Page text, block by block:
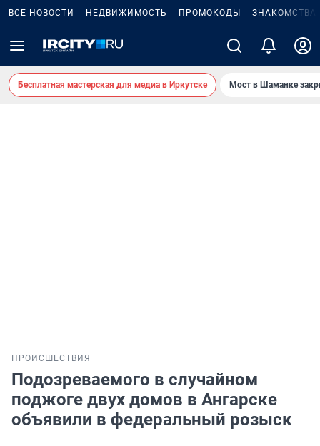
ВСЕ НОВОСТИ НЕДВИЖИМОСТЬ ПРОМОКОДЫ ЗНАКОМСТВА
Бесплатная мастерская для медиа в Иркутске Мост в Шаманке
ПРОИСШЕСТВИЯ
Подозреваемого в случайном
поджоге двух домов в Ангарске
объявили в федеральный розыск